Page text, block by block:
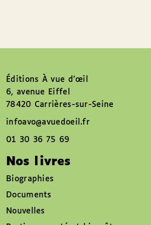
Éditions À vue d’œil
6, avenue Eiffel
78420 Carrières-sur-Seine
infoavo@avuedoeil.fr
01 30 36 75 69
Nos livres
Biographies
Documents
Nouvelles